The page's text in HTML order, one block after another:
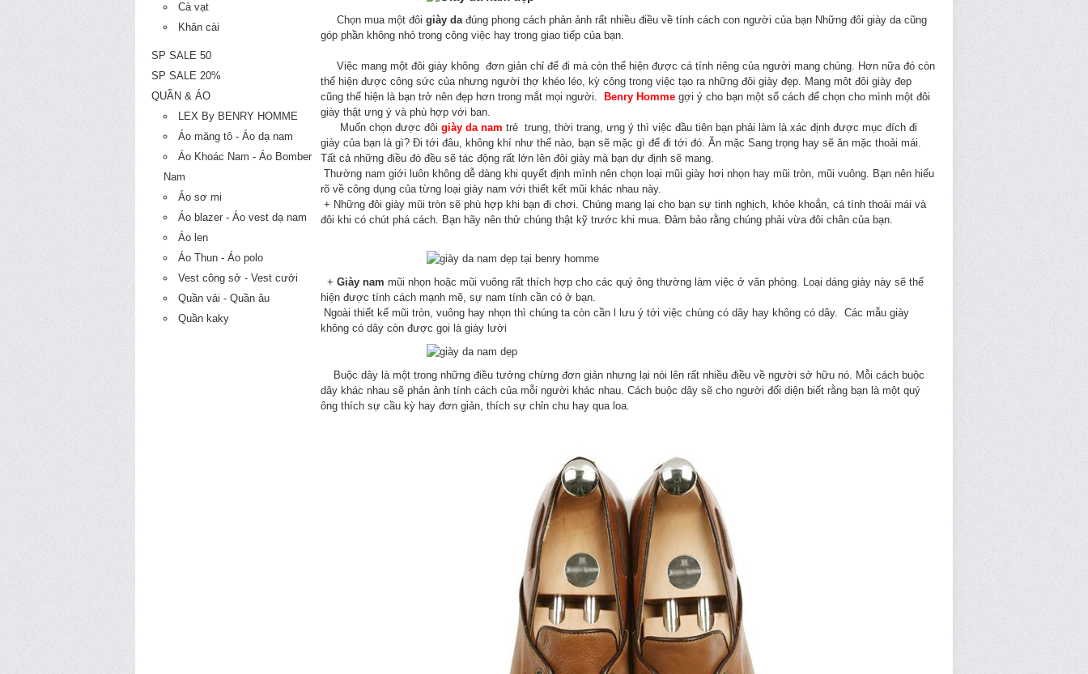
Cà vạt
Khăn cài
SP SALE 50
SP SALE 20%
QUẦN & ÁO
LEX By BENRY HOMME
Áo măng tô - Áo dạ nam
Áo Khoác Nam - Áo Bomber
Nam
Áo sơ mi
Áo blazer - Áo vest dạ nam
Áo len
Áo Thun - Áo polo
Vest công sở - Vest cưới
Quần vải - Quần âu
Quần kaky
Chọn mua một đôi giày da đúng phong cách phản ảnh rất nhiều điều về tính cách con người của bạn Những đôi giày da cũng
góp phần không nhỏ trong công việc hay trong giao tiếp của bạn.
Việc mang một đôi giày không đơn giản chỉ để đi mà còn thể hiện được cá tính riêng của người mang chúng. Hơn nữa đó còn
thể hiện được công sức của nhưng người thợ khéo léo, kỳ công trong việc tạo ra những đôi giày đẹp. Mang môt đôi giày đep
cũng thể hiện là bạn trở nên đẹp hơn trong mắt mọi người.
Benry Homme gợi ý cho bạn một số cách để chọn cho mình một đôi
giày thật ưng ý và phù hợp với ban.
Muốn chọn được đôi giày da nam trẻ trung, thời trang, ưng ý thì việc đầu tiên bạn phải làm là xác định được mục đích đi
giày của bạn là gì? Đi tới đâu, không khí như thế nào, bạn sẽ mặc gì để đi tới đó. Ăn mặc Sang trọng hay sẽ ăn mặc thoải mái.
Tất cả những điều đó đều sẽ tác động rất lớn lên đôi giày mà bạn dự định sẽ mang.
Thường nam giới luôn không dễ dàng khi quyết định mình nên chọn loại mũi giày hơi nhọn hay mũi tròn, mũi vuông. Bạn nên hiểu
rõ về công dụng của từng loại giày nam với thiết kết mũi khác nhau này.
+ Những đôi giày mũi tròn sẽ phù hợp khi bạn đi chơi. Chúng mang lại cho bạn sự tinh nghịch, khỏe khoắn, cá tính thoải mái và
đôi khi có chút phá cách. Bạn hãy nên thử chúng thật kỹ trước khi mua. Đảm bảo rằng chúng phải vừa đôi chân của bạn.
+ Giày nam mũi nhọn hoặc mũi vuông rất thích hợp cho các quý ông thường làm việc ở văn phòng. Loại dáng giày này sẽ thể
hiện được tính cách mạnh mẽ, sự nam tính cần có ở bạn.
Ngoài thiết kế mũi tròn, vuông hay nhọn thì chúng ta còn cần l lưu ý tới việc chúng có dây hay không có dây. Các mẫu giày
không có dây còn được gọi là giày lười
Buộc dây là một trong những điều tưởng chừng đơn giản nhưng lại nói lên rất nhiều điều về người sở hữu nó. Mỗi cách buộc
dây khác nhau sẽ phản ảnh tính cách của mỗi người khác nhau. Cách buộc dây sẽ cho người đối diện biết rằng bạn là một quý
ông thích sự cầu kỳ hay đơn giản, thích sự chỉn chu hay qua loa.